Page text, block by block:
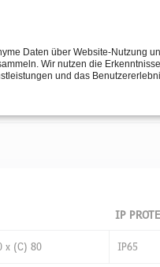
IP
x (C) 80 IP65
Daten über Website-Nutzung
Wir nutzen die
und das